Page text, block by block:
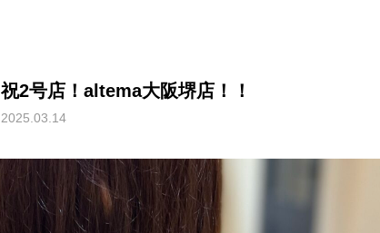
祝2号店！altema大阪堺店！！
2025.03.14